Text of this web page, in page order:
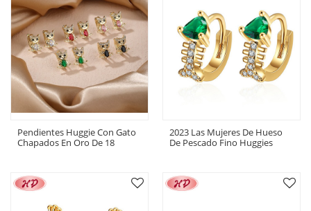
Pendientes Huggie Con Gato
Chapados En Oro De 18
Mujer
2023 Las Mujeres De Hueso
De Pescado Fino Huggies
|Fashion 18K Chapado En
Oro Zircon Joyería